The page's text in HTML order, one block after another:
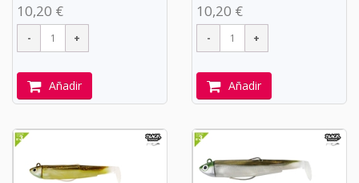
10,20 €
Añadir
10,20 €
Añadir